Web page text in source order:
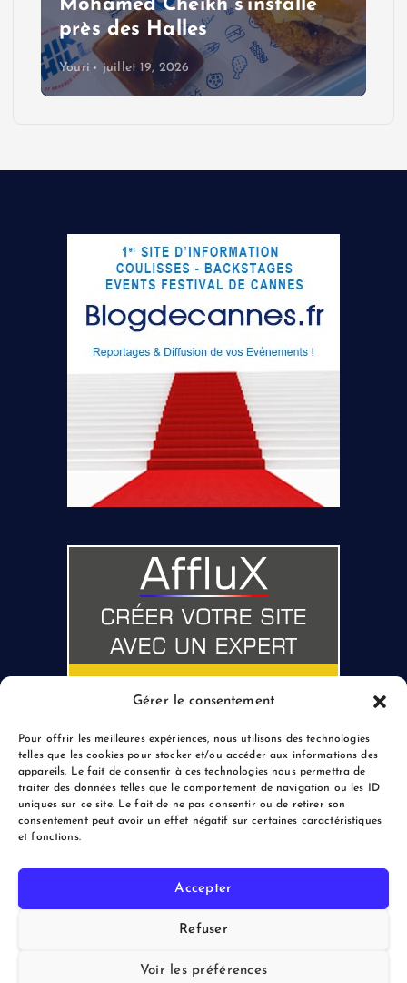
Gérer le consentement
Pour offrir les meilleures expériences, nous utilisons des technologies
telles que les cookies pour stocker et/ou accéder aux informations des
appareils. Le fait de consentir à ces technologies nous permettra de
traiter des données telles que le comportement de navigation ou les ID
uniques sur ce site. Le fait de ne pas consentir ou de retirer son
consentement peut avoir un effet négatif sur certaines caractéristiques
et fonctions.
Accepter
Refuser
Voir les préférences
Mohamed Cheikh s’installe
près des Halles
Youri juillet 19, 2026
Copyright © 2026 le Blogreporter | Powered by Afflux.info